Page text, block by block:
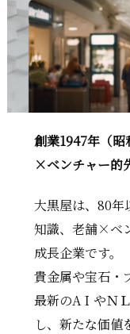
創業1947年（
×ベンチャー的
大黒屋は、80年
知識、老舗×ベ
成長企業です。
貴金属や宝石・
最新のAＩやＮ
し、新たな価